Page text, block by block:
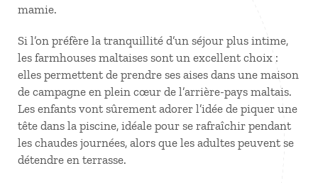
mamie.
Si l’on préfère la tranquillité d’un séjour plus intime,
les farmhouses maltaises sont un excellent choix :
elles permettent de prendre ses aises dans une maison
de campagne en plein cœur de l’arrière-pays maltais.
Les enfants vont sûrement adorer l’idée de piquer une
tête dans la piscine, idéale pour se rafraîchir pendant
les chaudes journées, alors que les adultes peuvent se
détendre en terrasse.